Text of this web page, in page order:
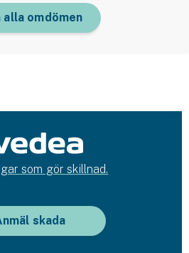
alla omdömen
som gör skillnad.
skada